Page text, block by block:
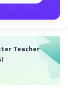
dari
anggota
karya
Teacher